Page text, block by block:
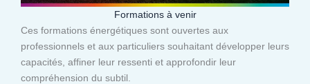
Formations à venir
Ces formations énergétiques sont ouvertes aux
professionnels et aux particuliers souhaitant développer leurs
capacités, affiner leur ressenti et approfondir leur
compréhension du subtil.​